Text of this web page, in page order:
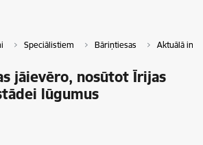
Speciālistiem Bāriņtiesas Aktuālā
jāievēro, nosūtot Īrijas
lūgumus